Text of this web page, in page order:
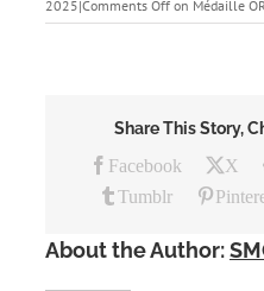
2025|Comments Off on Médaille OR
Share This Story,
Facebook
X
Tumblr
About the Author: